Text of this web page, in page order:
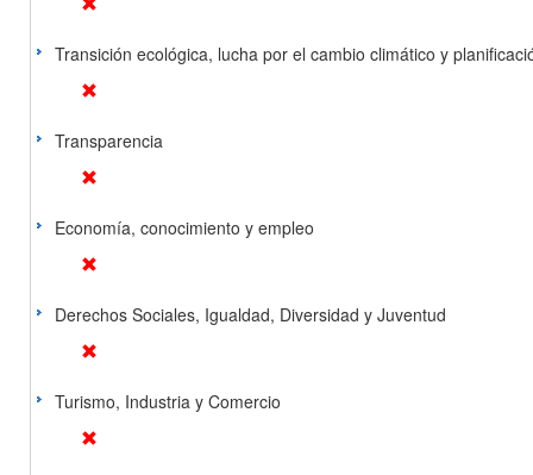
Transición ecológica, lucha por el cambio climático y
Transparencia
Economía, conocimiento y empleo
Derechos Sociales, Igualdad, Diversidad y Juventud
Turismo, Industria y Comercio